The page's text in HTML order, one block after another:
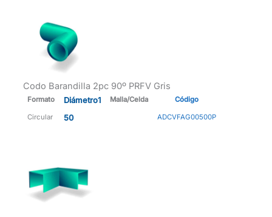
Codo Barandilla 2pc 90º PRFV Gris
Formato Diámetro1 Malla/Celda Código
Circular 50 ADCVFAG00500P